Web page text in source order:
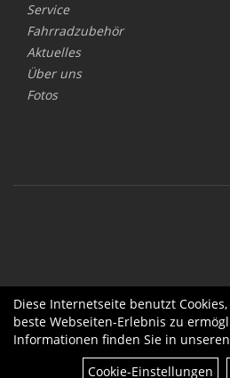
Service
Fahrradzubehör
Aktuelles
Über uns
Fotos
Diese Internetseite benutzt
beste Webseiten-Erlebnis zu
Informationen finden Sie in unseren
Cookie-Einstellungen